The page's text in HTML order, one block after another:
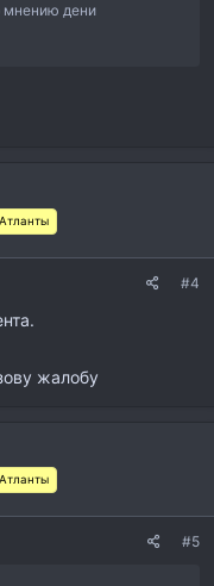
мнению дени
#4
жалобу
#5